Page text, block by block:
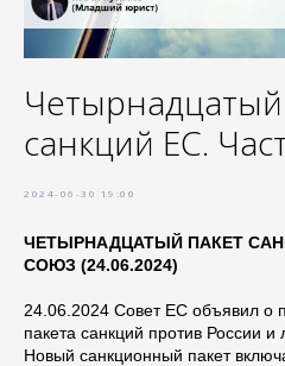
Четырнадцатый
санкций ЕС.
2024-06-30 19:00
ЧЕТЫРНАДЦАТЫЙ ПАКЕТ
СОЮЗ (24.06.2024)
24.06.2024 Совет ЕС объявил о
пакета санкций против России и
Новый санкционный пакет